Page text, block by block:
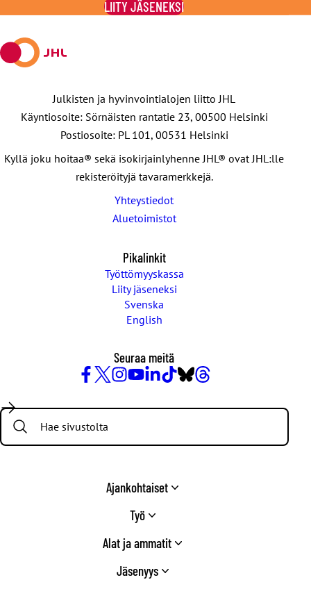
X:ssä
LIITY JÄSENEKSI
Julkisten ja hyvinvointialojen liitto JHL
Käyntiosoite: Sörnäisten rantatie 23, 00500 Helsinki
Postiosoite: PL 101, 00531 Helsinki
Kyllä joku hoitaa® sekä isokirjainlyhenne JHL® ovat JHL:lle
rekisteröityjä tavaramerkkejä.
Yhteystiedot
Aluetoimistot
Pikalinkit
Työttömyyskassa
Liity jäseneksi
Svenska
English
Seuraa meitä
/
Twitter
Search:
Ajankohtaiset
Työ
Alat ja ammatit
Jäsenyys